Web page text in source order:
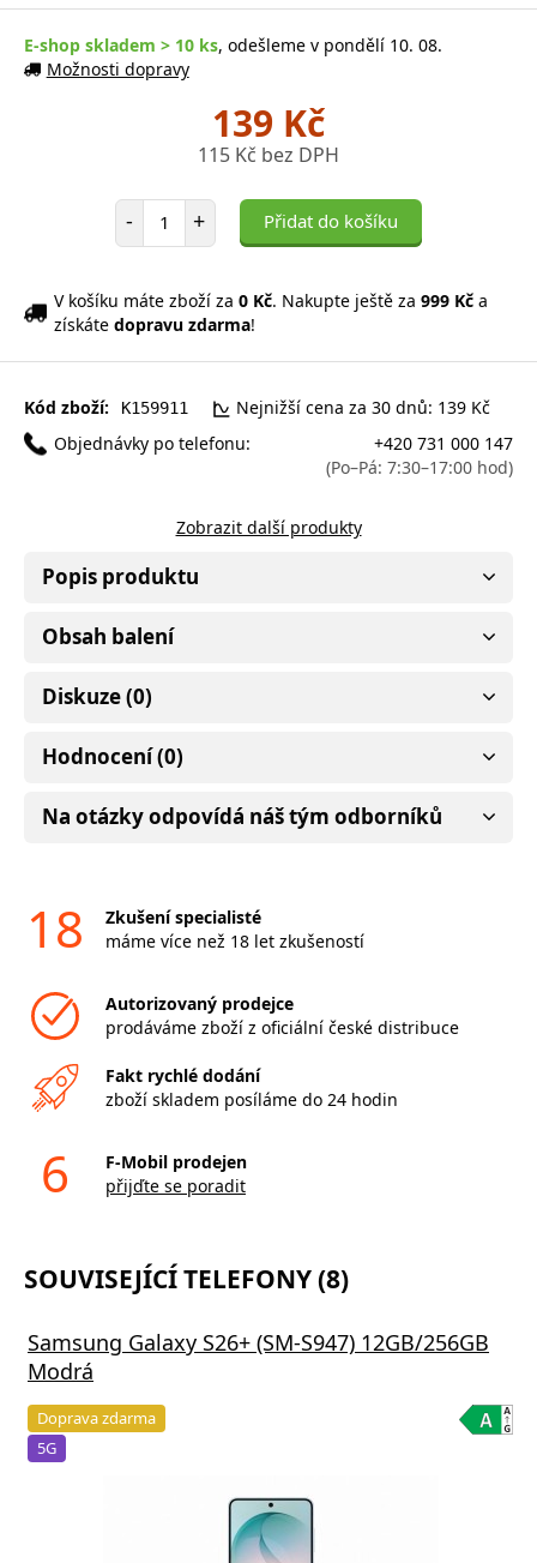
E-shop skladem > 10 ks, odešleme v pondělí 10. 08.
Možnosti dopravy
139 Kč
115 Kč bez DPH
- Počet položek
+ Přidat do košíku
V košíku máte zboží za 0 Kč. Nakupte ještě za 999 Kč a
získáte dopravu zdarma!
Kód zboží: K159911
Nejnižší cena za 30 dnů: 139 Kč
Objednávky po telefonu:
+420 731 000 147
(Po–Pá: 7:30–17:00 hod)
Zobrazit další produkty
Popis produktu
Obsah balení
Diskuze (0)
Hodnocení (0)
Na otázky odpovídá náš tým odborníků
18
Zkušení specialisté
máme více než 18 let zkušeností
Autorizovaný prodejce
prodáváme zboží z oficiální české distribuce
Fakt rychlé dodání
zboží skladem posíláme do 24 hodin
6
F-Mobil prodejen
přijďte se poradit
SOUVISEJÍCÍ TELEFONY (8)
Samsung Galaxy S26+ (SM-S947) 12GB/256GB
Modrá
Doprava zdarma
5G